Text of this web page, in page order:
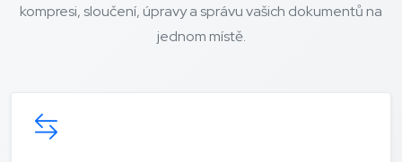
kompresi, sloučení, úpravy a správu vašich dokumentů na
jednom místě.